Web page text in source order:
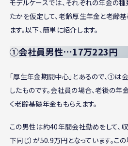
モデルケースでは、それぞれの年金の種
たかを仮定して、老齢厚生年金と老齢
ます。以下、簡単に紹介します。
①会社員男性…17万223円
「厚生年金期間中心」とあるので、①は
したものです。会社員の場合、老後の
く老齢基礎年金ももらえます。
この男性は約40年間会社勤めをして、
下同じ）が50.9万円となっています。こ